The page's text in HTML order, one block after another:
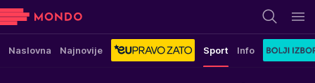
Naslovna Najnovije Sport Info